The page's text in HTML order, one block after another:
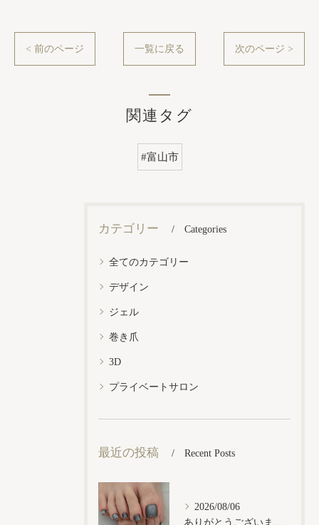
< 前のページ 一覧に戻る 次のページ >
関連タグ
#富山市
カテゴリー Categories
全てのカテゴリー
デザイン
ジェル
巻き爪
3D
プライベートサロン
最近の投稿 Recent Posts
2026/08/06